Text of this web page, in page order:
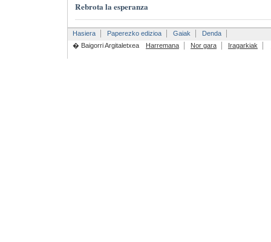
Rebrota la esperanza
Hasiera Paperezko edizioa Gaiak
Denda
� Baigorri Argitaletxea
Harremana Nor gara Iragarkiak